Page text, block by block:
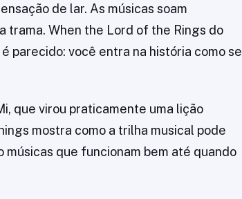
de lar. As músicas soam
trama. When the Lord of the Rings do
parecido: você entra na história como se
que virou praticamente uma lição
mostra como a trilha musical pode
músicas que funcionam bem até quando